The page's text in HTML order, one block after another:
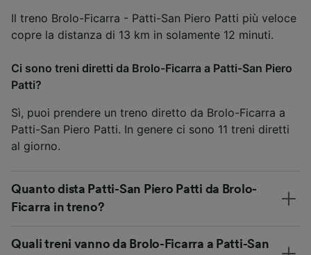
Il treno Brolo-Ficarra - Patti-San Piero Patti più veloce
copre la distanza di 13 km in solamente 12 minuti.
Ci sono treni diretti da Brolo-Ficarra a Patti-San Piero
Patti?
Sì, puoi prendere un treno diretto da Brolo-Ficarra a
Patti-San Piero Patti. In genere ci sono 11 treni diretti
al giorno.
Quanto dista Patti-San Piero Patti da Brolo-
Ficarra in treno?
Quali treni vanno da Brolo-Ficarra a Patti-San